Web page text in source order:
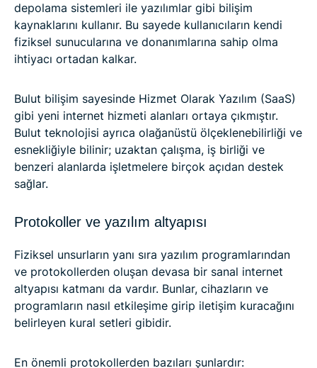
depolama sistemleri ile yazılımlar gibi bilişim
kaynaklarını kullanır. Bu sayede kullanıcıların kendi
fiziksel sunucularına ve donanımlarına sahip olma
ihtiyacı ortadan kalkar.
Bulut bilişim sayesinde Hizmet Olarak Yazılım (SaaS)
gibi yeni internet hizmeti alanları ortaya çıkmıştır.
Bulut teknolojisi ayrıca olağanüstü ölçeklenebilirliği ve
esnekliğiyle bilinir; uzaktan çalışma, iş birliği ve
benzeri alanlarda işletmelere birçok açıdan destek
sağlar.
Protokoller ve yazılım altyapısı
Fiziksel unsurların yanı sıra yazılım programlarından
ve protokollerden oluşan devasa bir sanal internet
altyapısı katmanı da vardır. Bunlar, cihazların ve
programların nasıl etkileşime girip iletişim kuracağını
belirleyen kural setleri gibidir.
En önemli protokollerden bazıları şunlardır: